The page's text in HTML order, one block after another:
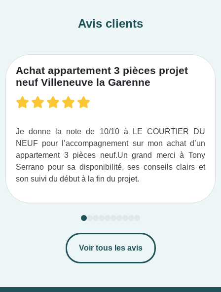
Avis clients
Achat appartement 3 pièces projet
neuf Villeneuve la Garenne
Je donne la note de 10/10 à LE COURTIER DU
NEUF pour l’accompagnement sur mon achat d’un
appartement 3 pièces neuf.​ Un grand merci à Tony
Serrano pour sa disponibilité, ses conseils clairs et
son suivi du début à la fin du projet.​
Voir tous les avis